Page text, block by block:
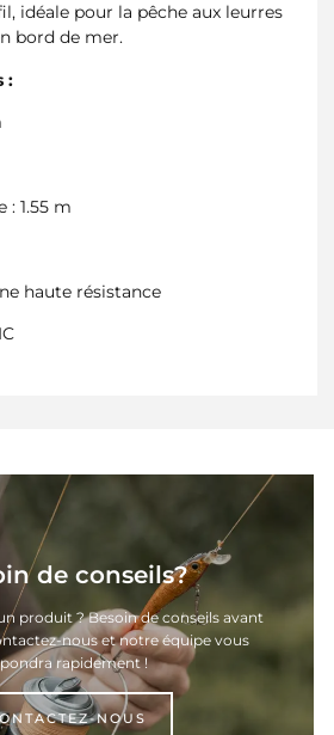
idéale pour la pêche aux leurres
bord de mer.
:
: 1.55 m
haute résistance
de conseils?
produit ? Besoin de conseils avant
nous et notre équipe vous
rapidement !
NOUS